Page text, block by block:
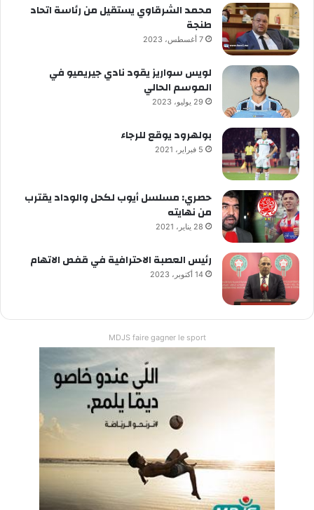
محمد الشرقاوي يستقيل من رئاسة اتحاد
طنجة
7 أغسطس، 2023
لويس سواريز يقود نادي جيريميو في
الموسم الحالي
29 يوليو، 2023
بولهرود يوقع للرجاء
5 فبراير، 2021
حصري: مسلسل أيوب لكحل والوداد يقترب
من نهايته
28 يناير، 2021
رئيس العصبة الاحترافية في قفص الاتهام
14 أكتوبر، 2023
MDJS faire gagner le sport